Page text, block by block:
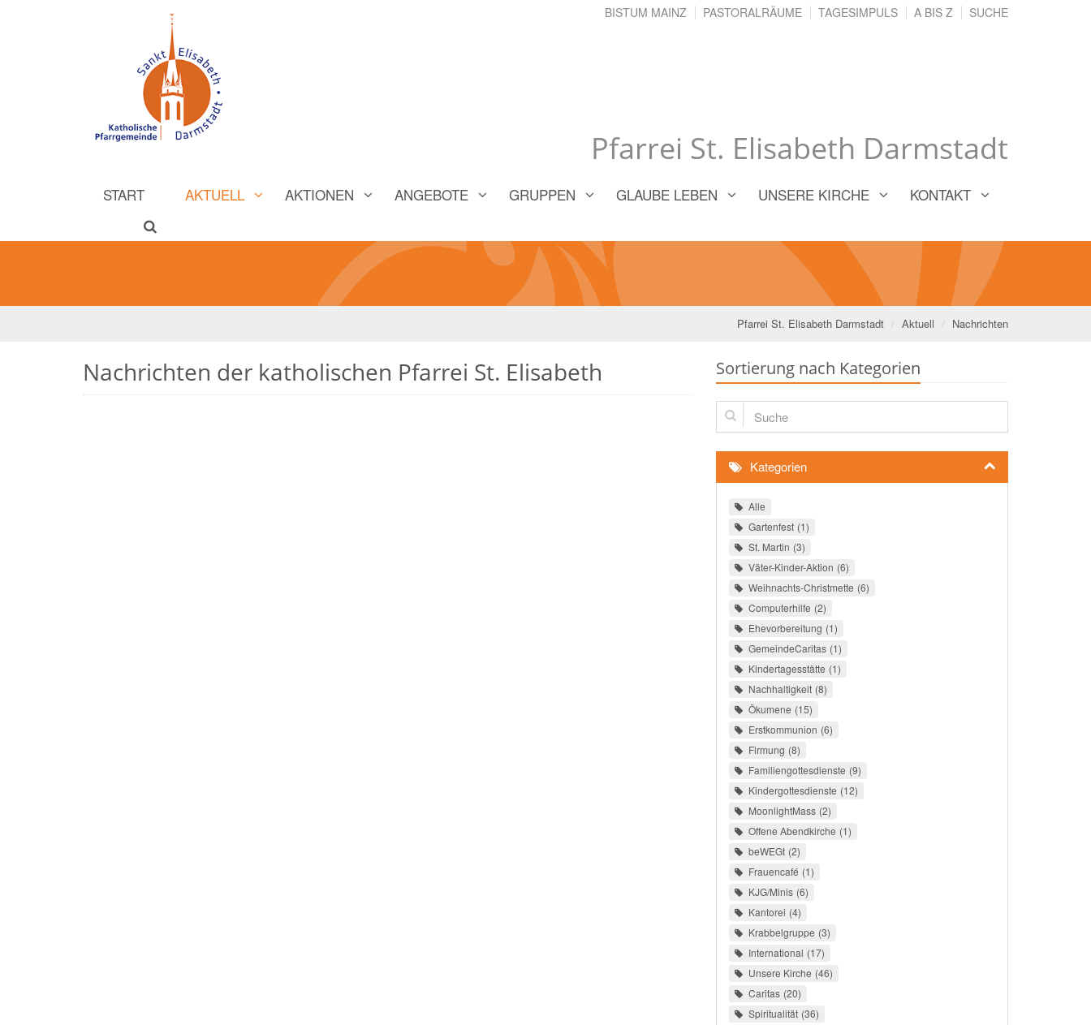
Pfarrei St. Elisabeth Darmstadt
BISTUM MAINZ PASTORALRÄUME TAGESIMPULS A BIS Z SUCHE
START AKTUELL AKTIONEN ANGEBOTE GRUPPEN GLAUBE LEBEN UNSERE KIRCHE KONTAKT
Pfarrei St. Elisabeth Darmstadt Aktuell Nachrichten
Nachrichten der katholischen Pfarrei St. Elisabeth Sortierung nach Kategorien
Suche
Kategorien
Alle
Gartenfest 1
St. Martin 3
Väter-Kinder-Aktion 6
Weihnachts-Christmette 6
Computerhilfe 2
Ehevorbereitung 1
GemeindeCaritas 1
Kindertagesstätte 1
Nachhaltigkeit 8
Ökumene 15
Erstkommunion 6
Firmung 8
Familiengottesdienste 9
Kindergottesdienste 12
MoonlightMass 2
Offene Abendkirche 1
beWEGt 2
Frauencafé 1
KJG/Minis 6
Kantorei 4
Krabbelgruppe 3
International 17
Unsere Kirche 46
Caritas 20
Spiritualität 36